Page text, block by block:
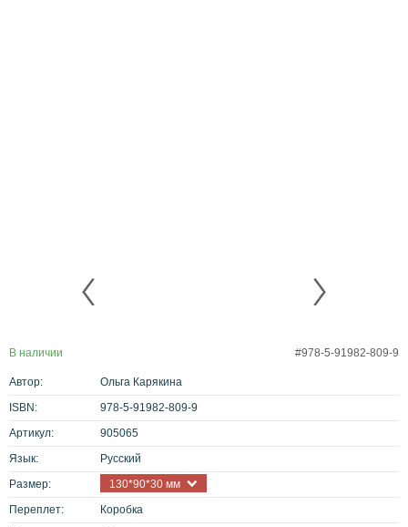
#978-5-91982-809-9
В наличии
Автор:
Ольга Карякина
ISBN:
978-5-91982-809-9
Артикул:
905065
Язык:
Русский
Размер:
130*90*30 мм
Переплет:
Коробка